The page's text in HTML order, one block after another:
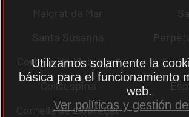
Malgrat de Mar
Santa Susanna
Corbera de Llobregat
Collsuspina
Cornellà de Llobregat
Utilizamos solamente la
básica para el funcionamiento
web.
Ver políticas y gestión